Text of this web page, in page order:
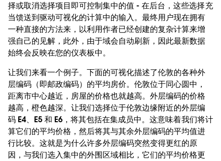
择或取消选择项目即可控制集中的值 - 在后台，这些选择充
当馈送到驱动可视化的计算中的输入。最终用户现在拥有
一种直接的方法来，以利用作者已经创建的复杂计算来增
强自己的见解，此外，由于域会自动刷新，因此最新数据
始终会反映在您的仪表板中。
让我们来看一个例子。下面的可视化描述了伦敦的各种外
层编码（即邮政编码）的平均房价。伦敦位于同心圆中，
距离市中心越近，房屋的价格也就越高。外层编码的价格
越高，橙色越深。让我们选择位于伦敦边缘附近的外层编
码 E4、E5 和 E6，将其包括在集成员中。这意味着我们将计
算它们的平均价格，然后将其与其余外层编码的平均值进
行比较。这就是为什么许多外层编码突然变得更红的原
因，与我们选入集中的外围区域相比，它们的平均价格更